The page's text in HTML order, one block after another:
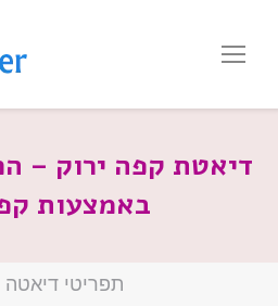
דיאטת קפה ירוק –
באמצעות
תפריטי דיאטה